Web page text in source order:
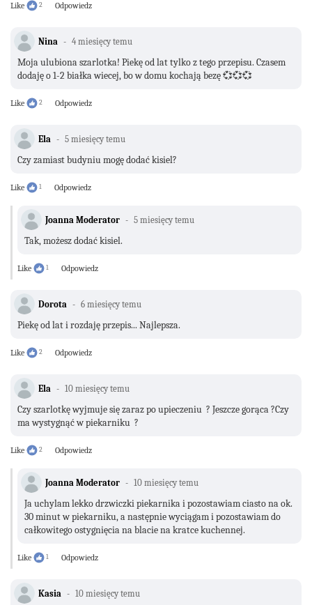
Like 2 Odpowiedz
Nina 4 miesięcy temu
Moja ulubiona szarlotka! Piekę od lat tylko z tego przepisu. Czasem
dodaję o 1-2 białka wiecej, bo w domu kochają bezę 💞💞💞
Like 2 Odpowiedz
Ela 5 miesięcy temu
Czy zamiast budyniu mogę dodać kisiel?
Like 1 Odpowiedz
Joanna Moderator 5 miesięcy temu
Tak, możesz dodać kisiel.
Like 1 Odpowiedz
Dorota 6 miesięcy temu
Piekę od lat i rozdaję przepis... Najlepsza.
Like 2 Odpowiedz
Ela 10 miesięcy temu
Czy szarlotkę wyjmuje się zaraz po upieczeniu ? Jeszcze gorąca ?Czy
ma wystygnąć w piekarniku ?
Like 2 Odpowiedz
Joanna Moderator 10 miesięcy temu
Ja uchylam lekko drzwiczki piekarnika i pozostawiam ciasto na ok.
30 minut w piekarniku, a następnie wyciągam i pozostawiam do
całkowitego ostygnięcia na blacie na kratce kuchennej.
Like 1 Odpowiedz
Kasia 10 miesięcy temu